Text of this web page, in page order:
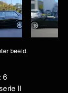
beeld.
: 6
serie II